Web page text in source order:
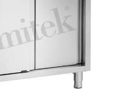
alla lista
desideri